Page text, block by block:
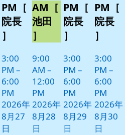
PM［
院長
］
3:00
PM –
6:00
PM
2026年
8月27
日
AM［
池田
］
9:00
AM –
12:00
PM
2026年
8月28
日
PM［
院長
］
3:00
PM –
6:00
PM
2026年
8月29
日
PM［
院長
］
3:00
PM –
6:00
PM
2026年
8月30
日